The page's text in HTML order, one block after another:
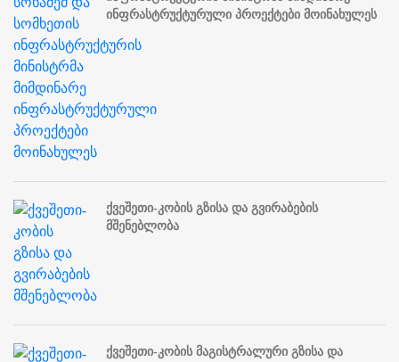
ინფრასტრუქტურული პროექტები მოინახულეს
ქვეშეთი-კობის გზისა და გვირაბების
მშენებლობა
ქვეშეთი-კობის მაგისტრალური გზისა და